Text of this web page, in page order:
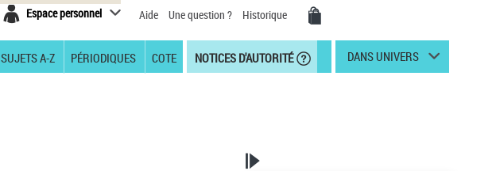
Espace personnel Aide Une question ? Historique
SUJETS A-Z PÉRIODIQUES COTE NOTICES D'AUTORITÉ DANS UNIVERS